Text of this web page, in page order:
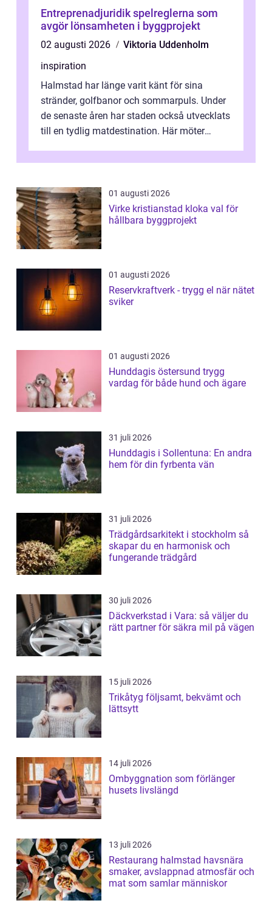
Entreprenadjuridik spelreglerna som
avgör lönsamheten i byggprojekt
02 augusti 2026
Viktoria Uddenholm
inspiration
Halmstad har länge varit känt för sina
stränder, golfbanor och sommarpuls. Under
de senaste åren har staden också utvecklats
till en tydlig matdestination. Här möter
01 augusti 2026
Virke kristianstad kloka val för
hållbara byggprojekt
01 augusti 2026
Reservkraftverk - trygg el när nätet
sviker
01 augusti 2026
Hunddagis östersund trygg
vardag för både hund och ägare
31 juli 2026
Hunddagis i Sollentuna: En andra
hem för din fyrbenta vän
31 juli 2026
Trädgårdsarkitekt i stockholm så
skapar du en harmonisk och
fungerande trädgård
30 juli 2026
Däckverkstad i Vara: så väljer du
rätt partner för säkra mil på vägen
15 juli 2026
Trikåtyg följsamt, bekvämt och
lättsytt
14 juli 2026
Ombyggnation som förlänger
husets livslängd
13 juli 2026
Restaurang halmstad havsnära
smaker, avslappnad atmosfär och
mat som samlar människor